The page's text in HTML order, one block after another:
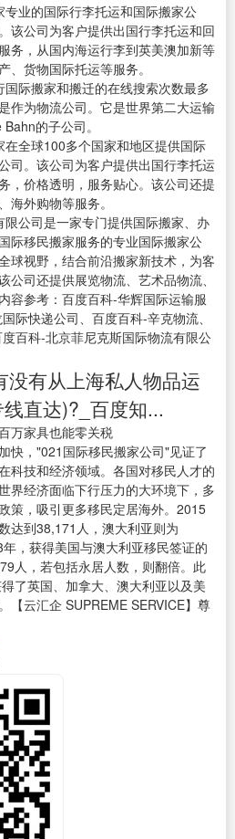
业的国际行李托运和国际搬家公
该公司为客户提供出国行李托运和回
务，从国内海运行李到英美澳加新等
、货物国际托运等服务。
际搬家和搬迁的在线搜索次数最多
作为物流公司。它是世界第二大运输
的子公司。
全球100多个国家和地区提供国际
司。该公司为客户提供出国行李托运
，价格透明，服务贴心。该公司还提
海外购物等服务。
公司是一家专门提供国际搬家、办
际移民搬家服务的专业国际搬家公
球视野，结合前沿搬家新技术，为客
公司还提供展览物流、艺术品物流、
容参考：百度百科-华辉国际运输服
际快递公司、百度百科-辛克物流、
百科-北京菲尼克斯国际物流有限公
没有从上海私人物品运
直达)?_百度知...
万家具也能零关税
快，"021国际移民搬家公司"见证了
科技和经济领域。各国对移民人才的
界经济面临下行压力的大环境下，多
策，吸引更多移民定居海外。2015
达到38,171人，澳大利亚则为
，获得美国与澳大利亚移民签证的
人，若包括永居人数，则翻倍。此
了英国、加拿大、澳大利亚以及美
【云汇企 SUPREME SERVICE】尊